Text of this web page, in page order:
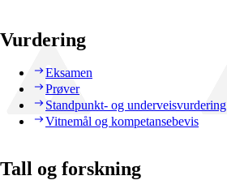
Vurdering
Eksamen
Prøver
Standpunkt- og underveisvurdering
Vitnemål og kompetansebevis
Tall og forskning